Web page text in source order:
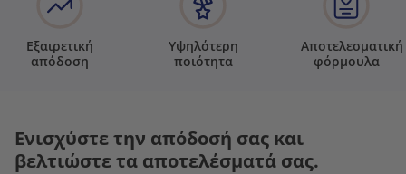
Εξαιρετική
απόδοση
Υψηλότερη
ποιότητα
Αποτελεσματική
φόρμουλα
Ενισχύστε την απόδοσή σας και
βελτιώστε τα αποτελέσματά σας.